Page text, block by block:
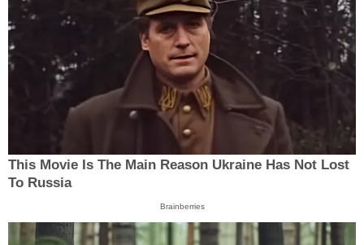
This Movie Is The Main Reason Ukraine Has Not Lost
To Russia
Brainberries